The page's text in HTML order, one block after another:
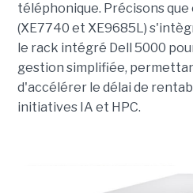
téléphonique. Précisons que
(XE7740 et XE9685L)
le rack intégré Dell 5000
gestion simplifiée,
d'accélérer le délai de
initiatives IA et HPC.